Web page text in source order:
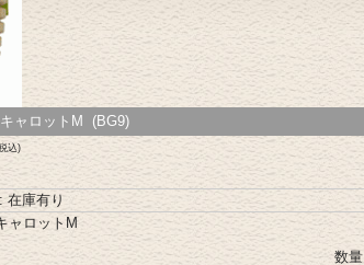
ャロットM (BG9)
込)
在庫有り
ャロットM
数量